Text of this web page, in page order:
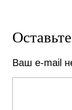
Ваш e-mail